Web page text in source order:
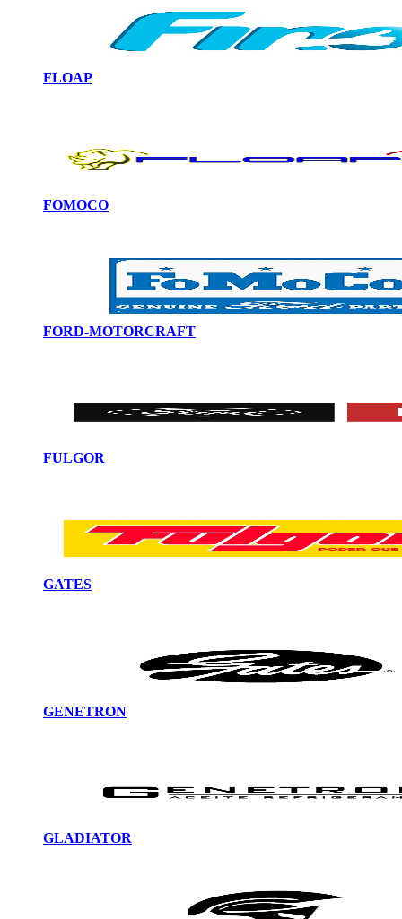
FLOAP
FOMOCO
FORD-MOTORCRAFT
FULGOR
GATES
GENETRON
GLADIATOR